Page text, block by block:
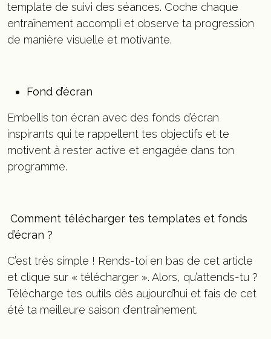
template de suivi des séances. Coche chaque
entraînement accompli et observe ta progression
de manière visuelle et motivante.
Fond d’écran
Embellis ton écran avec des fonds d’écran
inspirants qui te rappellent tes objectifs et te
motivent à rester active et engagée dans ton
programme.
Comment télécharger tes templates et fonds
d’écran ?
C’est très simple ! Rends-toi en bas de cet article
et clique sur « télécharger ». Alors, qu’attends-tu ?
Télécharge tes outils dès aujourd’hui et fais de cet
été ta meilleure saison d’entraînement.